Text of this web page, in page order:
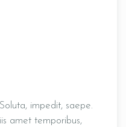
impedit, saepe.
amet temporibus,